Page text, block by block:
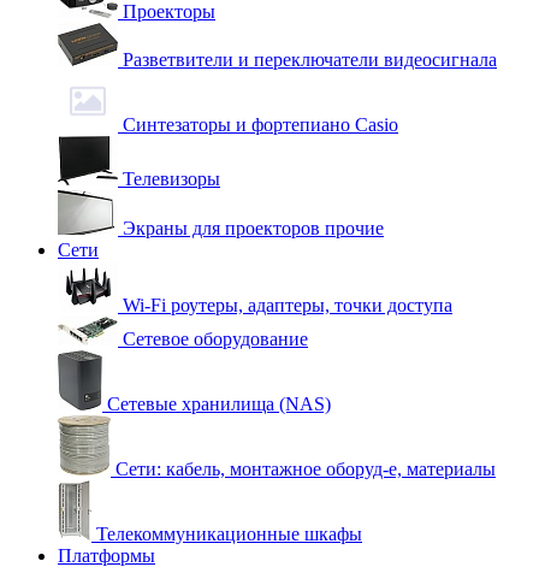
Проекторы
Разветвители и переключатели видеосигнала
Синтезаторы и фортепиано Casio
Телевизоры
Экраны для проекторов прочие
Сети
Wi-Fi роутеры, адаптеры, точки доступа
Сетевое оборудование
Сетевые хранилища (NAS)
Сети: кабель, монтажное оборуд-е, материалы
Телекоммуникационные шкафы
Платформы